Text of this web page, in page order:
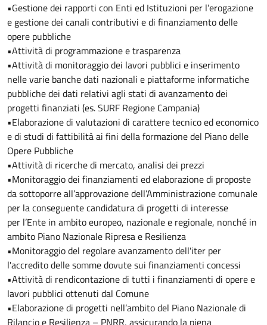
•Gestione dei rapporti con Enti ed Istituzioni per l’erogazione
e gestione dei canali contributivi e di finanziamento delle
opere pubbliche
•Attività di programmazione e trasparenza
•Attività di monitoraggio dei lavori pubblici e inserimento
nelle varie banche dati nazionali e piattaforme informatiche
pubbliche dei dati relativi agli stati di avanzamento dei
progetti finanziati (es. SURF Regione Campania)
•Elaborazione di valutazioni di carattere tecnico ed economico
e di studi di fattibilità ai fini della formazione del Piano delle
Opere Pubbliche
•Attività di ricerche di mercato, analisi dei prezzi
•Monitoraggio dei finanziamenti ed elaborazione di proposte
da sottoporre all’approvazione dell’Amministrazione comunale
per la conseguente candidatura di progetti di interesse
per l’Ente in ambito europeo, nazionale e regionale, nonché in
ambito Piano Nazionale Ripresa e Resilienza
•Monitoraggio del regolare avanzamento dell'iter per
l'accredito delle somme dovute sui finanziamenti concessi
•Attività di rendicontazione di tutti i finanziamenti di opere e
lavori pubblici ottenuti dal Comune
•Elaborazione di progetti nell’ambito del Piano Nazionale di
Rilancio e Resilienza – PNRR, assicurando la piena